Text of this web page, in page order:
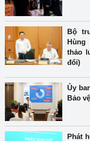
Bộ
Hùng
thảo
đổi)
Ủy
Bảo
Phát